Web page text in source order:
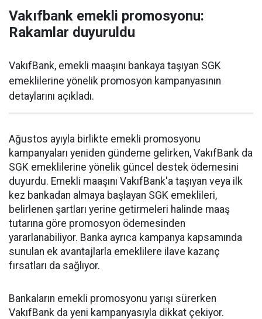
Vakıfbank emekli promosyonu:
Rakamlar duyuruldu
VakıfBank, emekli maaşını bankaya taşıyan SGK
emeklilerine yönelik promosyon kampanyasının
detaylarını açıkladı.
Ağustos ayıyla birlikte emekli promosyonu
kampanyaları yeniden gündeme gelirken, VakıfBank da
SGK emeklilerine yönelik güncel destek ödemesini
duyurdu. Emekli maaşını VakıfBank'a taşıyan veya ilk
kez bankadan almaya başlayan SGK emeklileri,
belirlenen şartları yerine getirmeleri halinde maaş
tutarına göre promosyon ödemesinden
yararlanabiliyor. Banka ayrıca kampanya kapsamında
sunulan ek avantajlarla emeklilere ilave kazanç
fırsatları da sağlıyor.
Bankaların emekli promosyonu yarışı sürerken
VakıfBank da yeni kampanyasıyla dikkat çekiyor.